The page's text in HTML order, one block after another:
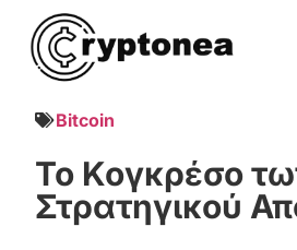
Bitcoin
Το Κογκρέσο
Στρατηγικού